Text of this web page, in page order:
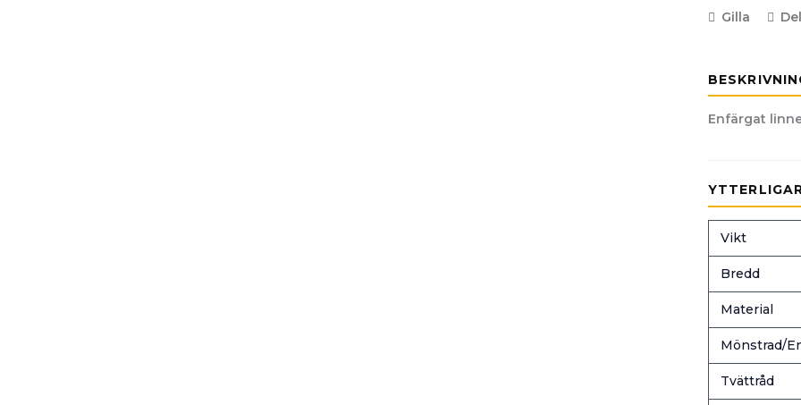
Gilla
Enfärgat
Vikt
Bredd
Material
Mönstrad/
Tvättråd